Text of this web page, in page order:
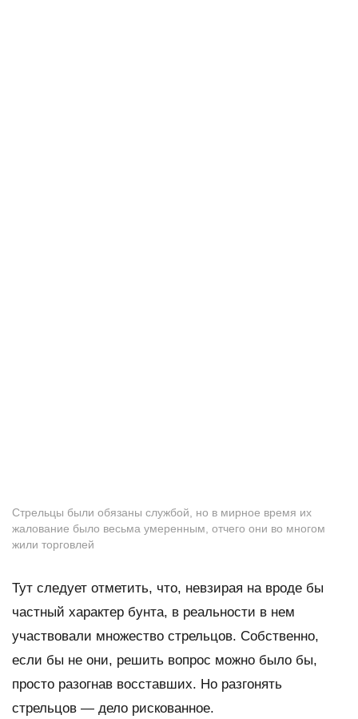
Стрельцы были обязаны службой, но в мирное время их
жалование было весьма умеренным, отчего они во многом
жили торговлей
Тут следует отметить, что, невзирая на вроде бы
частный характер бунта, в реальности в нем
участвовали множество стрельцов. Собственно,
если бы не они, решить вопрос можно было бы,
просто разогнав восставших. Но разгонять
стрельцов — дело рискованное.